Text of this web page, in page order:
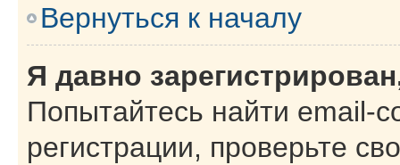
Вернуться к началу
Я давно
Попытайтесь найти email-
регистрации, проверьте